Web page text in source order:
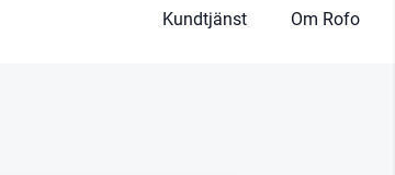
Kundtjänst Om Rofo